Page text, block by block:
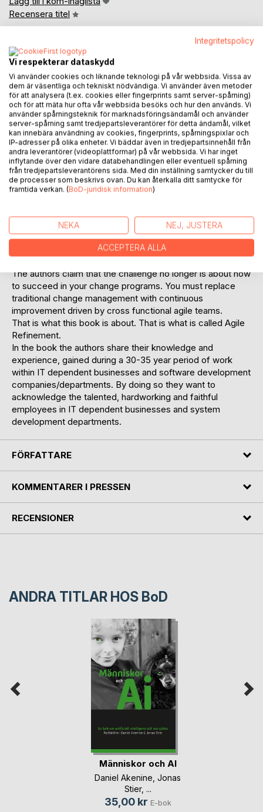
Recensera titel
BESKRIVNING
Is it possible for large companies and organizations to stay
efficient and successful, year by year, without need for
expensive, time consuming, recurring, restructuring
programs?
full potential throughout their careers?
The aim of the book is to prove that both questions can be
The authors claim that the challenge no longer is about how
to succeed in your change programs. You must replace
traditional change management with continuous
improvement driven by cross functional agile teams.
That is what this book is about. That is what is called Agile
Refinement.
In the book the authors share their knowledge and
experience, gained during a 30-35 year period of work
within IT dependent businesses and software development
companies/departments. By doing so they want to
acknowledge the talented, hardworking and faithful
employees in IT dependent businesses and system
development departments.
FÖRFATTARE
KOMMENTARER I PRESSEN
RECENSIONER
ANDRA TITLAR HOS BoD
Människor och AI
Daniel Akenine, Jonas
Stier, ...
35,00 kr E-bok
Integritetspolicy
Vi respekterar dataskydd
Vi använder cookies och liknande teknologi på vår webbsida. Vissa av
dem är väsentliga och tekniskt nödvändiga. Vi använder även metoder
för att analysera (t.ex. cookies eller fingerprints samt server-spårning)
och för att mäta hur ofta vår webbsida besöks och hur den används. Vi
använder spårningsteknik för marknadsföringsändamål och använder
server-spårning samt tredjepartsleverantörer för detta ändamål, vilket
kan innebära användning av cookies, fingerprints, spårningspixlar och
IP-adresser på olika enheter. Vi bäddar även in tredjepartsinnehåll från
andra leverantörer (videoplattformar) på vår webbsida. Vi har inget
inflytande över den vidare databehandlingen eller eventuell spårning
från tredjepartsleverantörens sida. Med din inställning samtycker du till
de processer som beskrivs ovan. Du kan återkalla ditt samtycke för
framtida verkan. (BoD-juridisk information)
NEKA NEJ, JUSTERA
ACCEPTERA ALLA